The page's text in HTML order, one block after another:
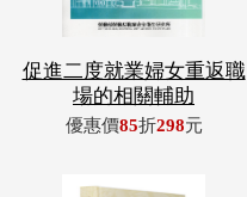
促進二度就業婦女重返職
場的相關輔助
優惠價85折298元